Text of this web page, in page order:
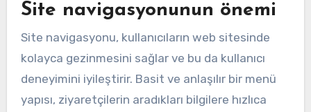
Site navigasyonunun önemi
Site navigasyonu, kullanıcıların web sitesinde
kolayca gezinmesini sağlar ve bu da kullanıcı
deneyimini iyileştirir. Basit ve anlaşılır bir menü
yapısı, ziyaretçilerin aradıkları bilgilere hızlıca